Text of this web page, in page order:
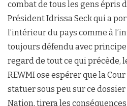
combat de tous les gens épris
Président Idrissa Seck qui a
l’intérieur du pays comme à
toujours défendu avec
regard de tout ce qui précède,
REWMI ose espérer que la
statuer sous peu sur ce
Nation, tirera les